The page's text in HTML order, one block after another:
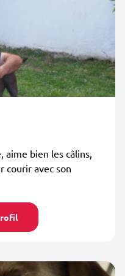
aime bien les câlins,
courir avec son